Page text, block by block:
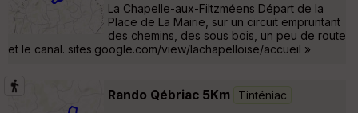
La Chapelle-aux-Filtzméens Départ de la
Place de La Mairie, sur un circuit empruntant
des chemins, des sous bois, un peu de route
et le canal. sites.google.com/view/lachapelloise/accueil »
Rando Qébriac 5Km Tinténiac